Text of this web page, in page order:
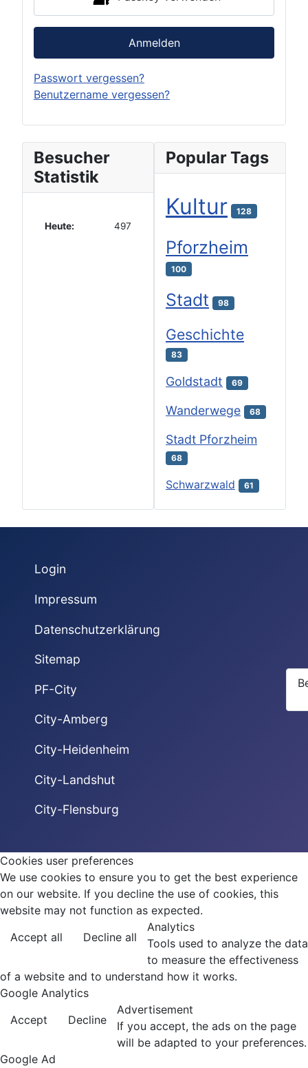
Anmelden
Passwort vergessen?
Benutzername vergessen?
Besucher
Statistik
Heute: 497
Popular Tags
Kultur 128
Pforzheim
100
Stadt 98
Geschichte
83
Goldstadt 69
Wanderwege 68
Stadt Pforzheim
68
Schwarzwald 61
Login
Impressum
Datenschutzerklärung
Sitemap
PF-City
City-Amberg
City-Heidenheim
City-Landshut
City-Flensburg
Cookies user preferences
We use cookies to ensure you to get the best experience
on our website. If you decline the use of cookies, this
website may not function as expected.
Accept all
Decline all
Analytics
Tools used to analyze the data
to measure the effectiveness
of a website and to understand how it works.
Google Analytics
Accept
Decline
Advertisement
If you accept, the ads on the page
will be adapted to your preferences.
Google Ad